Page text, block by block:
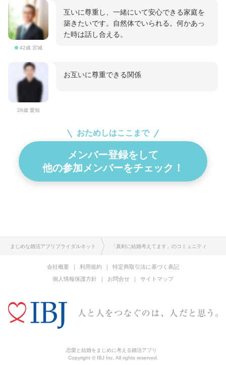
42歳 宮城
互いに尊重し、一緒にいて安心できる家庭を
築きたいです。自然体でいられる。何かあっ
た時は話し合える。
28歳 愛知
お互いに尊重できる関係
おためしはここまで
メンバー登録をして
他の参加メンバーをチェック！
まじめな婚活アプリブライダルネット 「真剣に結婚考えてます」のコミュニティ
会社概要 利用規約
特定商取引法に基づく表記
個人情報保護方針
お問合せ サイトマップ
恋愛と結婚をまじめに考える婚活アプリ
Copyright © IBJ Inc. All rights reserved.